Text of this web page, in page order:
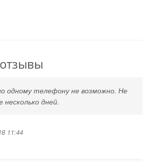
одному телефону не возможно. Не
дней.
11:44